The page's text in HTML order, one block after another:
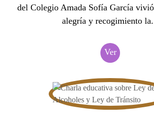
del Colegio Amada Sofía García
alegría y recogimiento
Ver